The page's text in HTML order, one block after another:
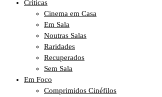
Críticas
Cinema em Casa
Em Sala
Noutras Salas
Raridades
Recuperados
Sem Sala
Em Foco
Comprimidos Cinéfilos